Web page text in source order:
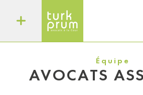
Équipe
AVOCATS